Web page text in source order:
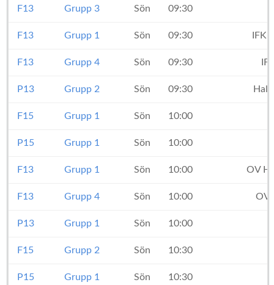
F13 Grupp 3 Sön 09:30
F13 Grupp 1 Sön 09:30 IFK
F13 Grupp 4 Sön 09:30
P13 Grupp 2 Sön 09:30
F15 Grupp 1 Sön 10:00
P15 Grupp 1 Sön 10:00
F13 Grupp 1 Sön 10:00 OV
F13 Grupp 4 Sön 10:00 OV
P13 Grupp 1 Sön 10:00
F15 Grupp 2 Sön 10:30
P15 Grupp 1 Sön 10:30